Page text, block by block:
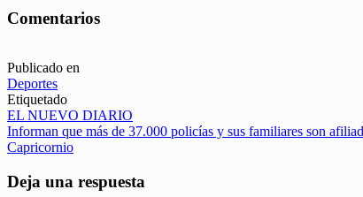
Comentarios
Publicado en
Deportes
Etiquetado
EL NUEVO DIARIO
Navegación
de
entradas
Informan que más de 37.000 policías y sus familiares son
Capricornio
Deja una respuesta